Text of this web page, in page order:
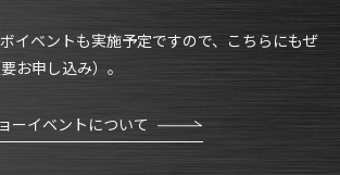
イベントも実施予定ですので、こちらにもぜ
お申し込み）。
ーイベントについて